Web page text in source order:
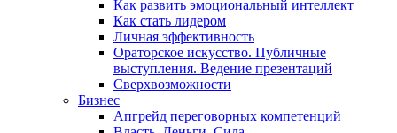
Как развить эмоциональный интеллект
Как стать лидером
Личная эффективность
Ораторское искусство. Публичные
выступления. Ведение презентаций
Сверхвозможности
Бизнес
Апгрейд переговорных компетенций